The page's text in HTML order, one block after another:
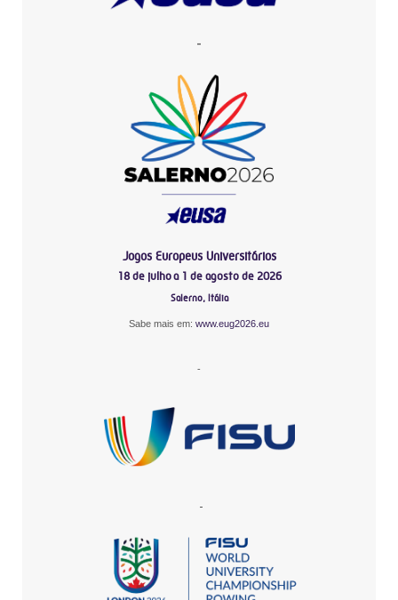
-
Jogos Europeus Universitários
18 de julho a 1 de agosto de 2026
Salerno, Itália
Sabe mais em: www.eug2026.eu
-
-